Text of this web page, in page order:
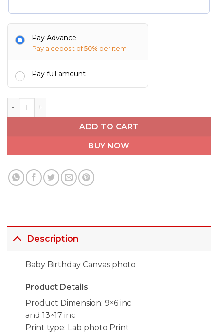
Pay Advance
Pay a deposit of50% per item
Pay full amount
Baby Birth Frame - Code 009 quantity
ADD TO CART
BUY NOW
Description
Baby Birthday Canvas photo
Product Details
Product Dimension: 9×6 inc
and 13×17 inc
Print type: Lab photo Print